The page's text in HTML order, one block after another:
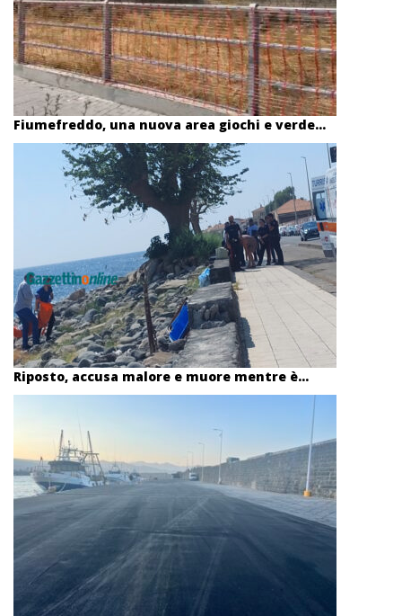
Fiumefreddo, una nuova area giochi e verde...
Riposto, accusa malore e muore mentre è...